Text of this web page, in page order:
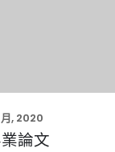
月, 2020
論文